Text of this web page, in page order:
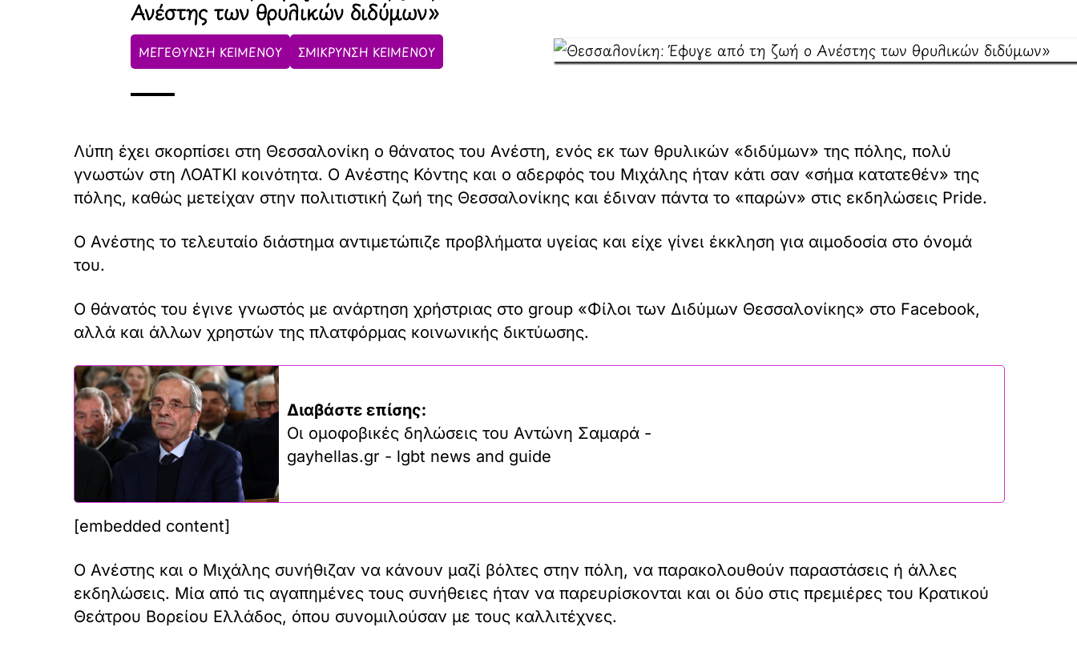
Ανέστης των θρυλικών διδύμων»
ΜΕΓΕΘΥΝΣΗ ΚΕΙΜΕΝΟΥ ΣΜΙΚΡΥΝΣΗ ΚΕΙΜΕΝΟΥ
Λύπη έχει σκορπίσει στη Θεσσαλονίκη ο θάνατος του Ανέστη, ενός εκ των θρυλικών «διδύμων» της πόλης, πολύ
γνωστών στη ΛΟΑΤΚΙ κοινότητα. O Ανέστης Κόντης και ο αδερφός του Μιχάλης ήταν κάτι σαν «σήμα κατατεθέν» της
πόλης, καθώς μετείχαν στην πολιτιστική ζωή της Θεσσαλονίκης και έδιναν πάντα το «παρών» στις εκδηλώσεις Pride.
O Ανέστης το τελευταίο διάστημα αντιμετώπιζε προβλήματα υγείας και είχε γίνει έκκληση για αιμοδοσία στο όνομά
του.
Ο θάνατός του έγινε γνωστός με ανάρτηση χρήστριας στο group «Φίλοι των Διδύμων Θεσσαλονίκης» στο Facebook,
αλλά και άλλων χρηστών της πλατφόρμας κοινωνικής δικτύωσης.
Διαβάστε επίσης:
Οι ομοφοβικές δηλώσεις του Αντώνη Σαμαρά -
gayhellas.gr - lgbt news and guide
[embedded content]
Ο Ανέστης και ο Μιχάλης συνήθιζαν να κάνουν μαζί βόλτες στην πόλη, να παρακολουθούν παραστάσεις ή άλλες
εκδηλώσεις. Μία από τις αγαπημένες τους συνήθειες ήταν να παρευρίσκονται και οι δύο στις πρεμιέρες του Κρατικού
Θεάτρου Βορείου Ελλάδος, όπου συνομιλούσαν με τους καλλιτέχνες.